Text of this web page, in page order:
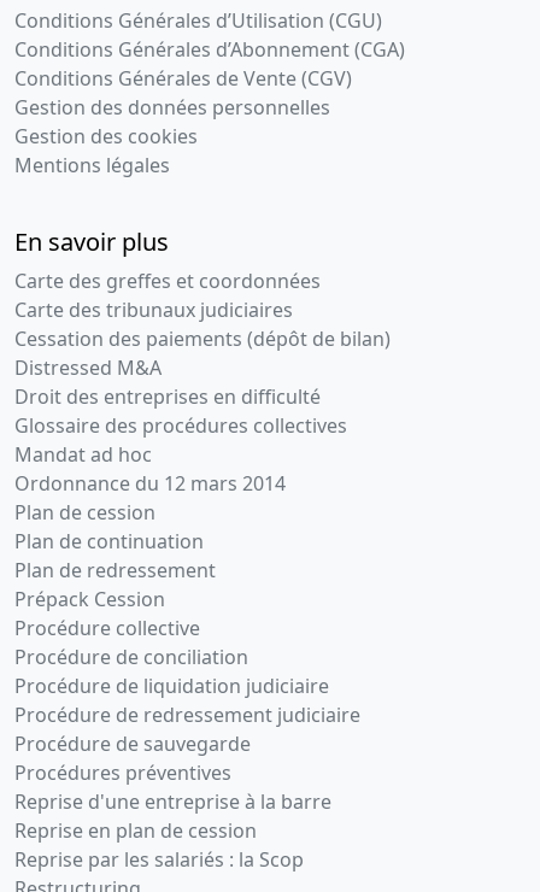
Conditions Générales d’Utilisation (CGU)
Conditions Générales d’Abonnement (CGA)
Conditions Générales de Vente (CGV)
Gestion des données personnelles
Gestion des cookies
Mentions légales
En savoir plus
Carte des greffes et coordonnées
Carte des tribunaux judiciaires
Cessation des paiements (dépôt de bilan)
Distressed M&A
Droit des entreprises en difficulté
Glossaire des procédures collectives
Mandat ad hoc
Ordonnance du 12 mars 2014
Plan de cession
Plan de continuation
Plan de redressement
Prépack Cession
Procédure collective
Procédure de conciliation
Procédure de liquidation judiciaire
Procédure de redressement judiciaire
Procédure de sauvegarde
Procédures préventives
Reprise d'une entreprise à la barre
Reprise en plan de cession
Reprise par les salariés : la Scop